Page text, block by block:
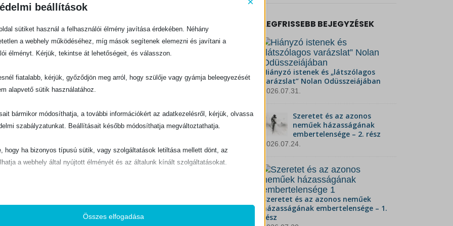
LEGFRISSEBB BEJEGYZÉSEK
Hiányzó istenek és „látszólagos
varázslat” Nolan Odüsszeiájában
2026.07.31.
Szeretet és az azonos
neműek házasságának
embertelensége – 2. rész
2026.07.24.
Szeretet és az azonos neműek
házasságának embertelensége – 1.
rész
beállítások
sütiket használ a felhasználói élmény javítása érdekében. Néhány
a webhely működéséhez, míg mások segítenek elemezni és javítani a
élményt. Kérjük, tekintse át lehetőségeit, és válasszon.
fiatalabb, kérjük, győződjön meg arról, hogy szülője vagy gyámja beleegyezését
alapvető sütik használatához.
bármikor módosíthatja, a további információkért az adatkezelésről, kérjük, olvassa
szabályzatunkat. Beállításait később módosíthatja megváltoztathatja.
hogy ha bizonyos típusú sütik, vagy szolgáltatások letiltása mellett dönt, az
a webhely által nyújtott élményét és az általunk kínált szolgáltatásokat.
szolgáltatások a GDPR szerint nem igénylik a felhasználó hozzájárulását.
Összes elfogadása